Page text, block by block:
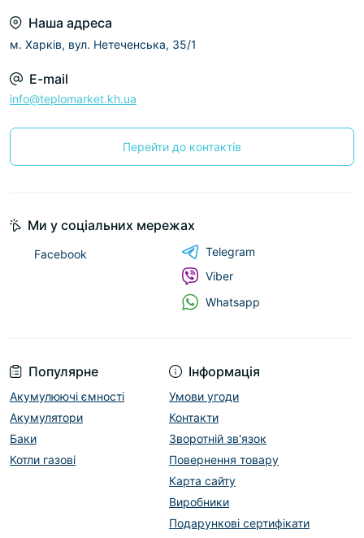
Наша адреса
м. Харків, вул. Нетеченська, 35/1
E-mail
info@teplomarket.kh.ua
Перейти до контактів
Популярне
Акумулюючі ємності
Акумулятори
Баки
Котли газові
Інформація
Умови угоди
Контакти
Зворотній зв'язок
Повернення товару
Карта сайту
Виробники
Подарункові сертифікати
Ми у соціальних мережах
Facebook
Telegram
Viber
Whatsapp